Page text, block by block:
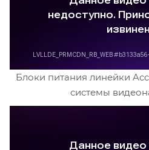
Блоки питания линейки
системы